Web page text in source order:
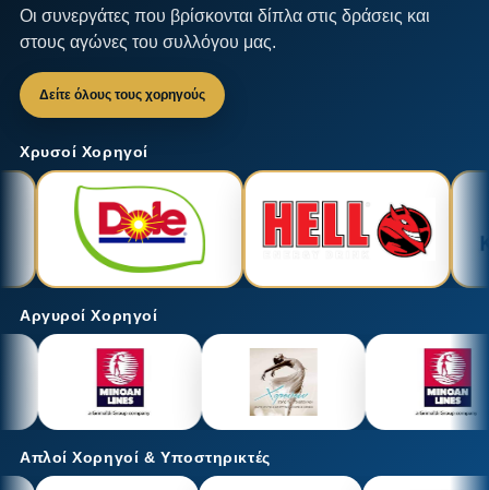
Οι συνεργάτες που βρίσκονται δίπλα στις δράσεις και
στους αγώνες του συλλόγου μας.
Δείτε όλους τους χορηγούς
Χρυσοί Χορηγοί
Αργυροί Χορηγοί
Απλοί Χορηγοί & Υποστηρικτές